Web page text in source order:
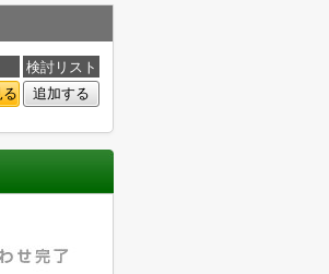
検討リスト
る 追加する